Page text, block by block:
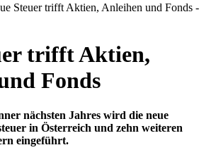
Steuer trifft Aktien, Anleihen und Fonds -
trifft Aktien,
Fonds
nächsten Jahres wird die neue
in Österreich und zehn weiteren
eingeführt.